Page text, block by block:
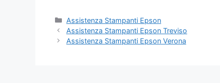
Categorie
Assistenza Stampanti Epson
Assistenza Stampanti Epson Treviso
Assistenza Stampanti Epson Verona